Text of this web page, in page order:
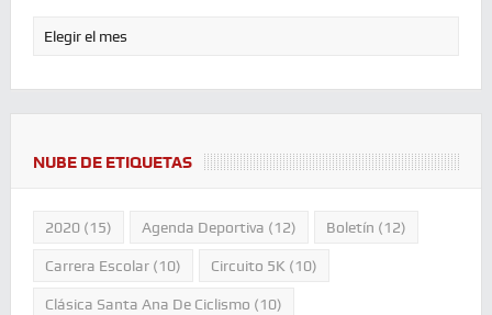
NUBE DE ETIQUETAS
2020(15) Agenda Deportiva (12) Boletín (12)
Carrera Escolar(10) Circuito 5K(10)
Clásica Santa Ana De Ciclismo (10)